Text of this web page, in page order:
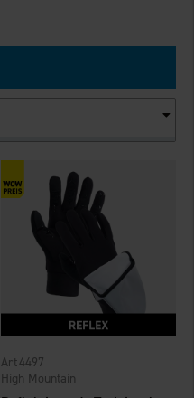
High Mountain
4497